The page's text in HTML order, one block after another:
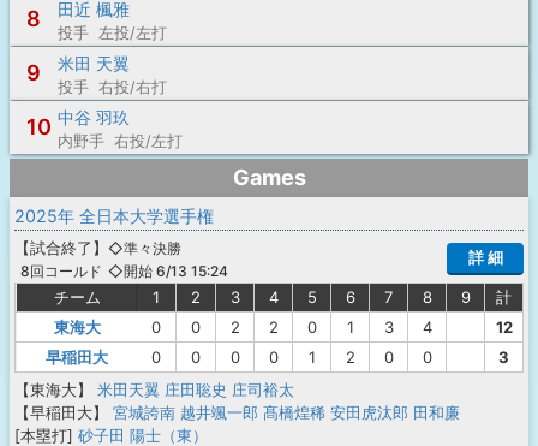
8 田近 楓雅
投手 左投/左打
9 米田 天翼
投手 右投/右打
10 中谷 羽玖
内野手 右投/左打
Games
2025年 全日本大学選手権
【試合終了 】
8回コールド
◇準々決勝
◇開始 6/13 15:24
詳 細
チーム 1 2 3 4 5 6 7 8 9
計
東海大
0 0 2 2 0 1 3 4
12
早稲田大
0 0 0 0 1 2 0 0
3
【東海大】
米田天翼 庄田聡史 庄司裕太
【早稲田大】
宮城誇南 越井颯一郎 髙橋煌稀 安田虎汰郎 田和廉
[本塁打] 砂子田 陽士（東）